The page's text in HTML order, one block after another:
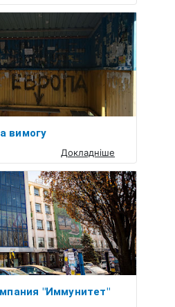
вимогу
Докладніше
"Иммунитет"